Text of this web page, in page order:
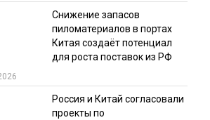
Снижение запасов
пиломатериалов в портах
Китая создаёт потенциал
для роста поставок из РФ
Россия и Китай согласовали
проекты по